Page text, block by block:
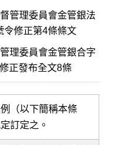
管理委員會金管銀法
令修正第4條條文
理委員會金管銀合字
正發布全文8條
（以下簡稱本條
訂定之。